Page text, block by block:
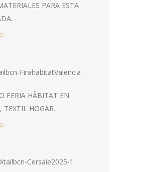
PARA ESTA
FERIA HÀBITAT EN
TEXTIL HOGAR.